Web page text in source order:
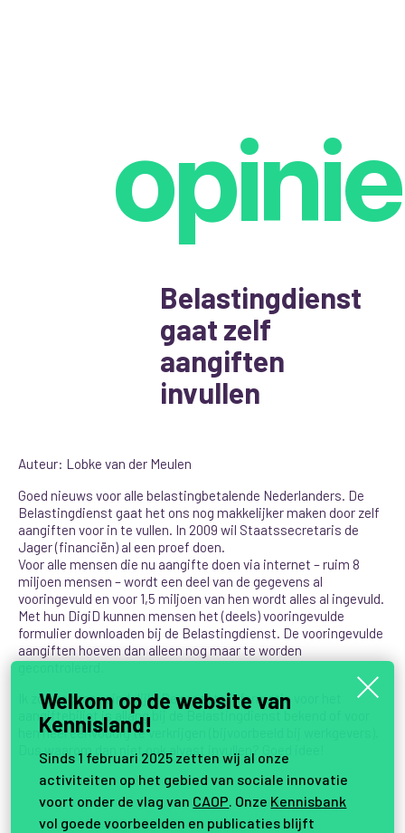
opinie
Belastingdienst
gaat zelf
aangiften
invullen
Auteur: Lobke van der Meulen
Goed nieuws voor alle belastingbetalende Nederlanders. De
Belastingdienst gaat het ons nog makkelijker maken door zelf
aangiften voor in te vullen. In 2009 wil Staatssecretaris de
Jager (financiën) al een proef doen.
Voor alle mensen die nu aangifte doen via internet – ruim 8
miljoen mensen – wordt een deel van de gegevens al
vooringevuld en voor 1,5 miljoen van hen wordt alles al ingevuld.
Met hun DigiD kunnen mensen het (deels) vooringevulde
formulier downloaden bij de Belastingdienst. De vooringevulde
aangiften hoeven dan alleen nog maar te worden
Ik zou zeggen: eindelijk! De meeste informatie voor het
aangiftebiljet is allang bij de Belastingdienst bekend of voor
hen heel eenvoudig te verkrijgen (bijvoorbeeld bij werkgevers).
Dus waarom dan niet ook alvast invullen? Goed idee!
Welkom op de website van
Kennisland!
Sinds 1 februari 2025 zetten wij al onze
activiteiten op het gebied van sociale innovatie
voort onder de vlag van CAOP. Onze Kennisbank
vol goede voorbeelden en publicaties blijft